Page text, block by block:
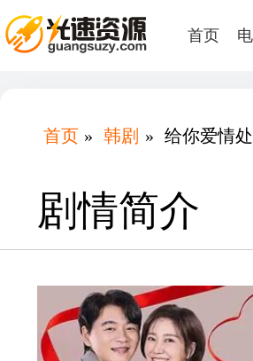
首页
首页 » 韩剧 » 给你爱情
剧情简介